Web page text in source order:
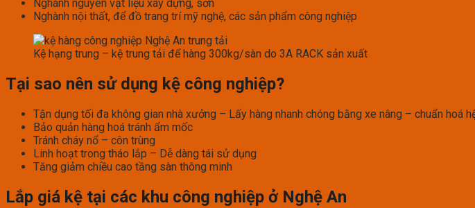
Nghành nguyên vật liệu xây dựng, sơn
Nghành nội thất, để đồ trang trí mỹ nghệ, các sản phẩm công nghiệp
Kệ hạng trung – kệ trung tải để hàng 300kg/sàn do 3A RACK sản xuất
Tại sao nên sử dụng kệ công nghiệp?
Tận dụng tối đa không gian nhà xưởng – Lấy hàng nhanh chóng bằng xe nâng – chuẩn hoá
Bảo quản hàng hoá tránh ẩm mốc
Tránh cháy nổ – côn trùng
Linh hoạt trong tháo lắp – Dễ dàng tái sử dụng
Tăng giảm chiều cao tầng sàn thông minh
Lắp giá kệ tại các khu công nghiệp ở Nghệ An